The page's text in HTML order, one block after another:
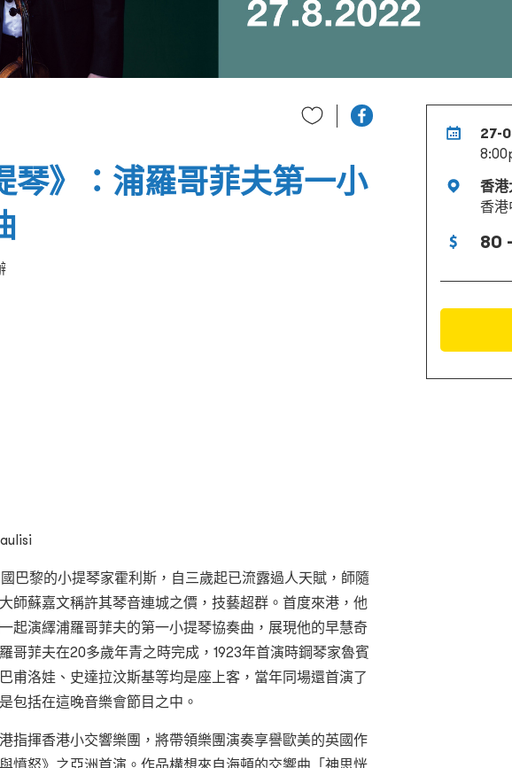
27-
香港
香港
80
琴》：浦羅哥菲夫第一小
巴黎的小提琴家霍利斯，自三歲起已流露過人天賦，師隨
師蘇嘉文稱許其琴音連城之價，技藝超群。首度來港，他
起演繹浦羅哥菲夫的第一小提琴協奏曲，展現他的早慧奇
哥菲夫在20多歲年青之時完成，1923年首演時鋼琴家魯賓
甫洛娃、史達拉汶斯基等均是座上客，當年同場還首演了
包括在這晚音樂會節目之中。
指揮香港小交響樂團，將帶領樂團演奏享譽歐美的英國作